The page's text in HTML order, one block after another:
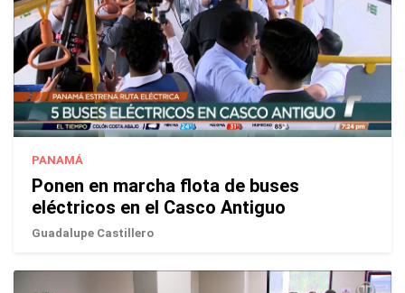
PANAMÁ
Ponen en marcha flota de buses
eléctricos en el Casco Antiguo
Guadalupe Castillero